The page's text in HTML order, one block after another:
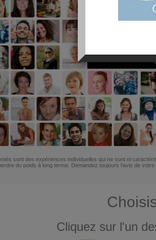
sont des expériences individuelles qui ne sont ni
du poids à long terme. Demandez toujours l'avis de
Cliquez sur l'un